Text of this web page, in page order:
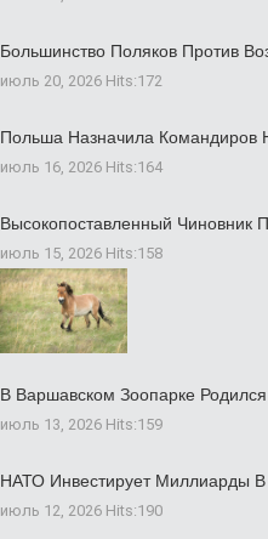
Большинство Поляков Против
июль 20, 2026 Hits:172
Польша Назначила Командиров
июль 16, 2026 Hits:164
Высокопоставленный Чиновник
июль 15, 2026 Hits:158
В Варшавском Зоопарке
июль 13, 2026 Hits:159
НАТО Инвестирует Миллиарды В
июль 12, 2026 Hits:190